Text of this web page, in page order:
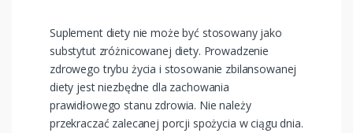
Suplement diety nie może być stosowany jako
substytut zróżnicowanej diety. Prowadzenie
zdrowego trybu życia i stosowanie zbilansowanej
diety jest niezbędne dla zachowania
prawidłowego stanu zdrowia. Nie należy
przekraczać zalecanej porcji spożycia w ciągu dnia.